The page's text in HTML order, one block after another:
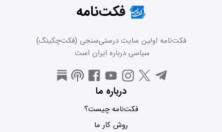
فکت‌نامه
فکت‌نامه اولین سایت درستی‌سنجی (فکت‌چکینگ)
سیاسی درباره ایران است.
درباره ما
فکت‌نامه چیست؟
روش کار ما